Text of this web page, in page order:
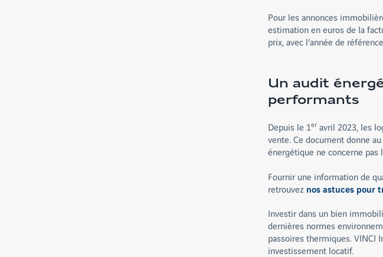
Pour les annonces
estimation en euros de la
prix, avec l’année de
Un audit
performants
Depuis le 1eravril 2023, les
vente. Ce document donne
énergétique ne concerne
Fournir une information de
retrouvez nos astuces pour
Investir dans un bien
dernières normes
passoires thermiques. VINCI
investissement locatif.